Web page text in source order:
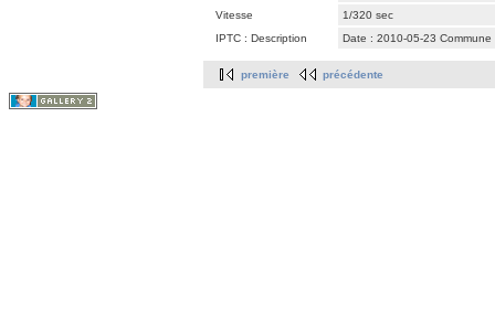
Vitesse
1/320 sec
IPTC : Description
Date : 2010-05-23
première précédente